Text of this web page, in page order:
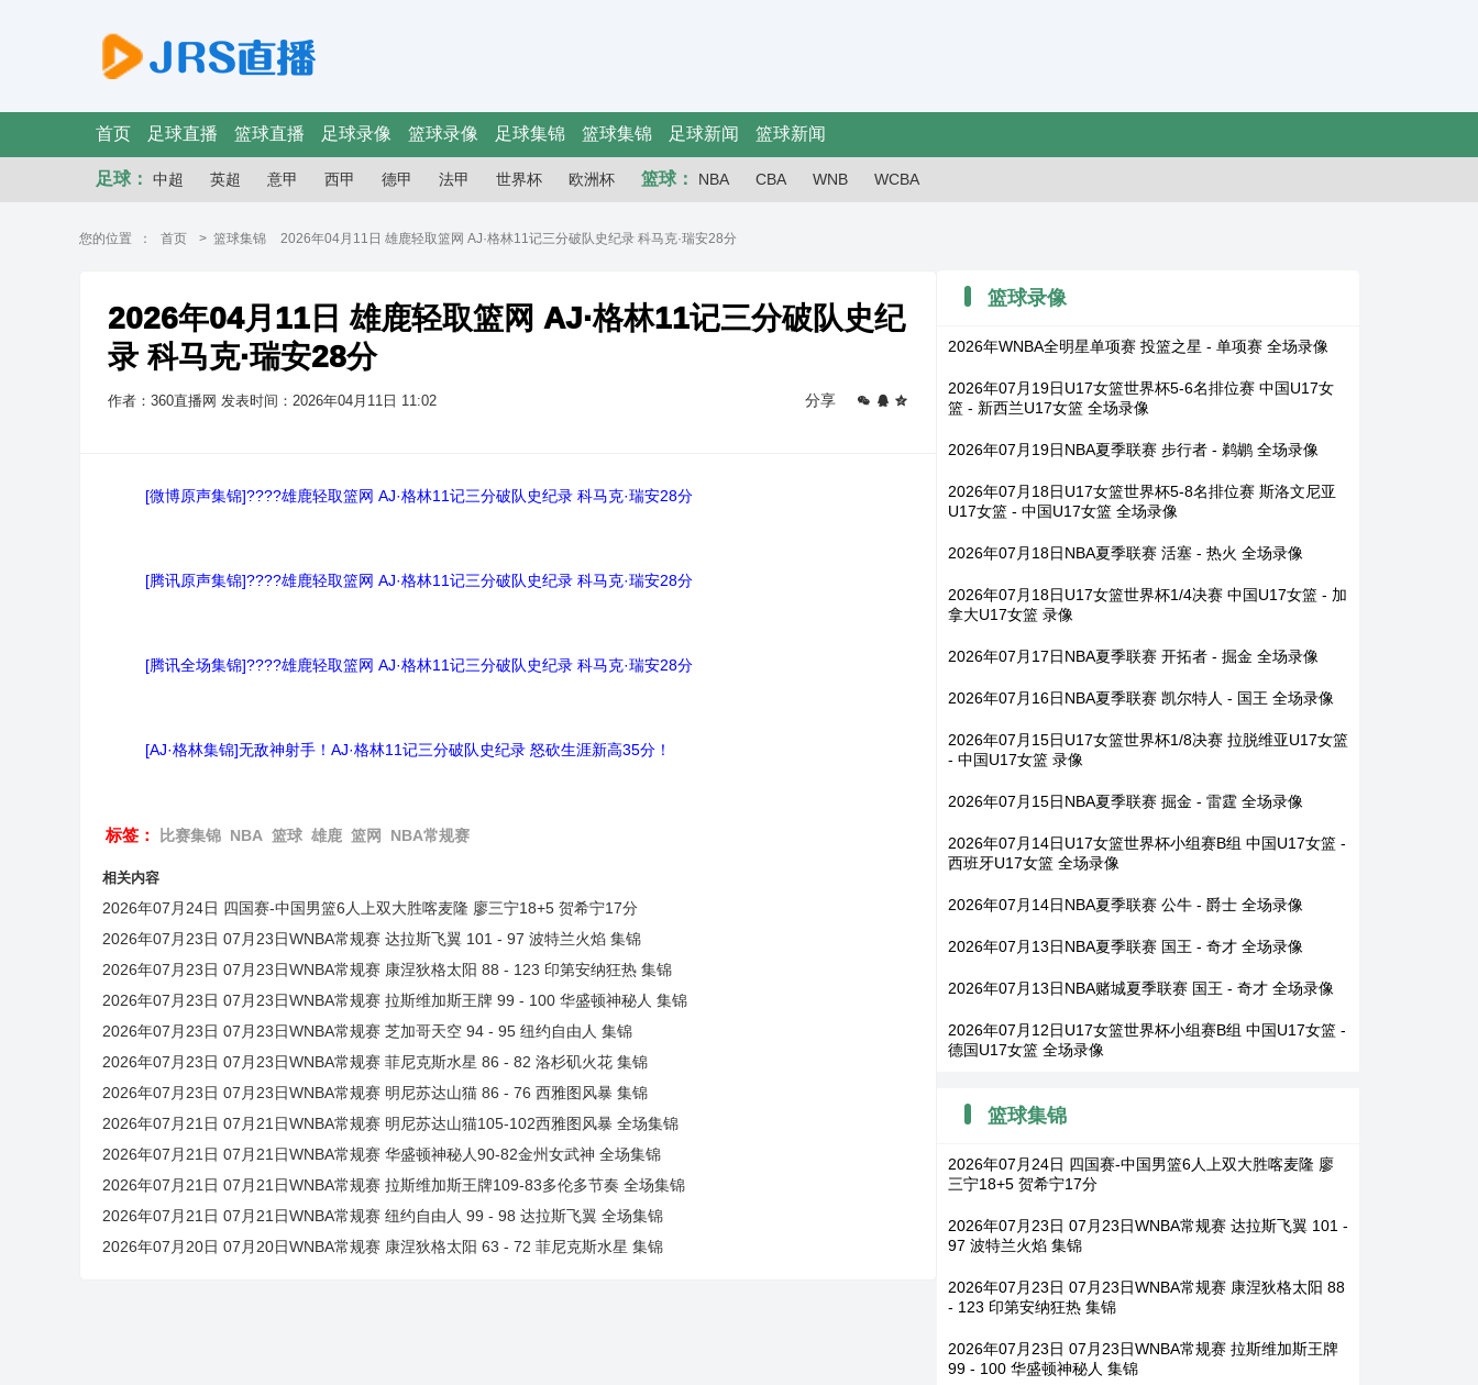
首页 足球直播 篮球直播 足球录像 篮球录像 足球集锦 篮球集锦 足球新闻 篮球新闻
足球： 中超 英超 意甲 西甲 德甲 法甲 世界杯 欧洲杯 篮球： NBA CBA WNB WCBA
您的位置 ： 首页 > 篮球集锦 2026年04月11日 雄鹿轻取篮网 AJ·格林11记三分破队史纪录 科马克·瑞安28分
2026年04月11日 雄鹿轻取篮网 AJ·格林11记三分破队史纪
录 科马克·瑞安28分
作者：360直播网 发表时间：2026年04月11日 11:02 分享
[微博原声集锦]????雄鹿轻取篮网 AJ·格林11记三分破队史纪录 科马克·瑞安28分
[腾讯原声集锦]????雄鹿轻取篮网 AJ·格林11记三分破队史纪录 科马克·瑞安28分
[腾讯全场集锦]????雄鹿轻取篮网 AJ·格林11记三分破队史纪录 科马克·瑞安28分
[AJ·格林集锦]无敌神射手！AJ·格林11记三分破队史纪录 怒砍生涯新高35分！
标签： 比赛集锦 NBA 篮球 雄鹿 篮网 NBA常规赛
相关内容
2026年07月24日 四国赛-中国男篮6人上双大胜喀麦隆 廖三宁18+5 贺希宁17分
2026年07月23日 07月23日WNBA常规赛 达拉斯飞翼 101 - 97 波特兰火焰 集锦
2026年07月23日 07月23日WNBA常规赛 康涅狄格太阳 88 - 123 印第安纳狂热 集锦
2026年07月23日 07月23日WNBA常规赛 拉斯维加斯王牌 99 - 100 华盛顿神秘人 集锦
2026年07月23日 07月23日WNBA常规赛 芝加哥天空 94 - 95 纽约自由人 集锦
2026年07月23日 07月23日WNBA常规赛 菲尼克斯水星 86 - 82 洛杉矶火花 集锦
2026年07月23日 07月23日WNBA常规赛 明尼苏达山猫 86 - 76 西雅图风暴 集锦
2026年07月21日 07月21日WNBA常规赛 明尼苏达山猫105-102西雅图风暴 全场集锦
2026年07月21日 07月21日WNBA常规赛 华盛顿神秘人90-82金州女武神 全场集锦
2026年07月21日 07月21日WNBA常规赛 拉斯维加斯王牌109-83多伦多节奏 全场集锦
2026年07月21日 07月21日WNBA常规赛 纽约自由人 99 - 98 达拉斯飞翼 全场集锦
2026年07月20日 07月20日WNBA常规赛 康涅狄格太阳 63 - 72 菲尼克斯水星 集锦
篮球录像
2026年WNBA全明星单项赛 投篮之星 - 单项赛 全场录像
2026年07月19日U17女篮世界杯5-6名排位赛 中国U17女
篮 - 新西兰U17女篮 全场录像
2026年07月19日NBA夏季联赛 步行者 - 鹈鹕 全场录像
2026年07月18日U17女篮世界杯5-8名排位赛 斯洛文尼亚
U17女篮 - 中国U17女篮 全场录像
2026年07月18日NBA夏季联赛 活塞 - 热火 全场录像
2026年07月18日U17女篮世界杯1/4决赛 中国U17女篮 - 加
拿大U17女篮 录像
2026年07月17日NBA夏季联赛 开拓者 - 掘金 全场录像
2026年07月16日NBA夏季联赛 凯尔特人 - 国王 全场录像
2026年07月15日U17女篮世界杯1/8决赛 拉脱维亚U17女篮
- 中国U17女篮 录像
2026年07月15日NBA夏季联赛 掘金 - 雷霆 全场录像
2026年07月14日U17女篮世界杯小组赛B组 中国U17女篮 -
西班牙U17女篮 全场录像
2026年07月14日NBA夏季联赛 公牛 - 爵士 全场录像
2026年07月13日NBA夏季联赛 国王 - 奇才 全场录像
2026年07月13日NBA赌城夏季联赛 国王 - 奇才 全场录像
2026年07月12日U17女篮世界杯小组赛B组 中国U17女篮 -
德国U17女篮 全场录像
篮球集锦
2026年07月24日 四国赛-中国男篮6人上双大胜喀麦隆 廖
三宁18+5 贺希宁17分
2026年07月23日 07月23日WNBA常规赛 达拉斯飞翼 101 -
97 波特兰火焰 集锦
2026年07月23日 07月23日WNBA常规赛 康涅狄格太阳 88
- 123 印第安纳狂热 集锦
2026年07月23日 07月23日WNBA常规赛 拉斯维加斯王牌
99 - 100 华盛顿神秘人 集锦